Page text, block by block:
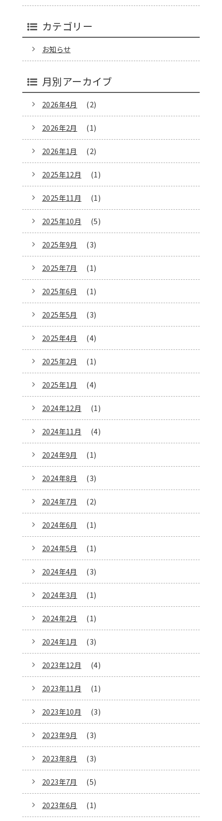
カテゴリー
お知らせ
月別アーカイブ
2026年4月 (2)
2026年2月 (1)
2026年1月 (2)
2025年12月 (1)
2025年11月 (1)
2025年10月 (5)
2025年9月 (3)
2025年7月 (1)
2025年6月 (1)
2025年5月 (3)
2025年4月 (4)
2025年2月 (1)
2025年1月 (4)
2024年12月 (1)
2024年11月 (4)
2024年9月 (1)
2024年8月 (3)
2024年7月 (2)
2024年6月 (1)
2024年5月 (1)
2024年4月 (3)
2024年3月 (1)
2024年2月 (1)
2024年1月 (3)
2023年12月 (4)
2023年11月 (1)
2023年10月 (3)
2023年9月 (3)
2023年8月 (3)
2023年7月 (5)
2023年6月 (1)